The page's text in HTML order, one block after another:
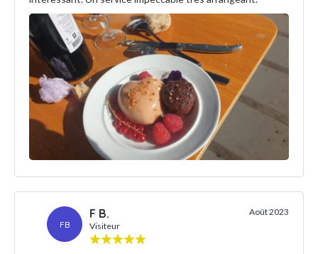
FB
F B.
Visiteur
Août 2023